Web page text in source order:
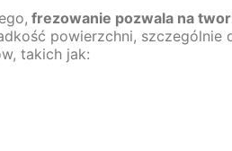
frezowanie pozwala na
powierzchni,
takich jak: